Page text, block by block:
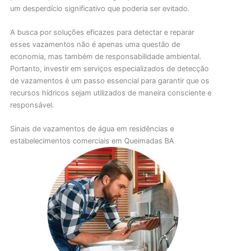
um desperdício significativo que poderia ser evitado.
A busca por soluções eficazes para detectar e reparar
esses vazamentos não é apenas uma questão de
economia, mas também de responsabilidade ambiental.
Portanto, investir em serviços especializados de detecção
de vazamentos é um passo essencial para garantir que os
recursos hídricos sejam utilizados de maneira consciente e
responsável.
Sinais de vazamentos de água em residências e
estabelecimentos comerciais em Queimadas BA